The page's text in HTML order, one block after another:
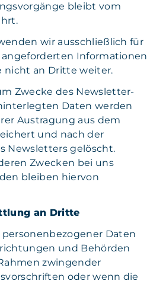
bleibt vom
wir ausschließlich für
angeforderten Informationen
nicht an Dritte weiter.
Zwecke des Newsletter-
Daten werden
Austragung aus dem
und nach der
Newsletters gelöscht.
Zwecken bei uns
bleiben hiervon
an Dritte
Daten
und Behörden
zwingender
oder wenn die